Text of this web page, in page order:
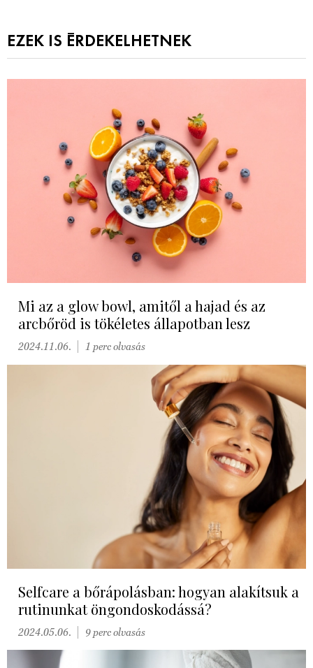
EZEK IS ÉRDEKELHETNEK
Mi az a glow bowl, amitől a hajad és az
arcbőröd is tökéletes állapotban lesz
2024.11.06. 1 perc olvasás
Selfcare a bőrápolásban: hogyan alakítsuk a
rutinunkat öngondoskodássá?
2024.05.06. 9 perc olvasás